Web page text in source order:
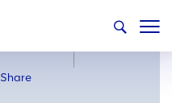
Share